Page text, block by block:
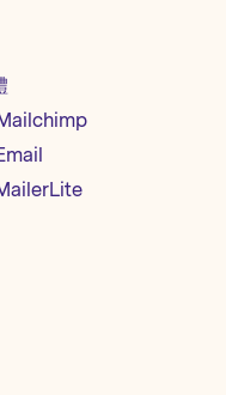
究顯示，
圾郵件。您
有其判斷標
件人的收件
一些常見做
的五大問題，
來衝高郵件